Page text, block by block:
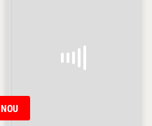
NOU